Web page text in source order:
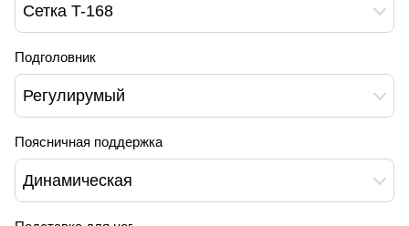
Сетка T-168
Подголовник
Регулирумый
Поясничная поддержка
Динамическая